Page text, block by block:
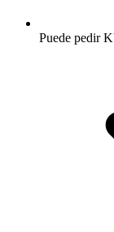
Puede pedir